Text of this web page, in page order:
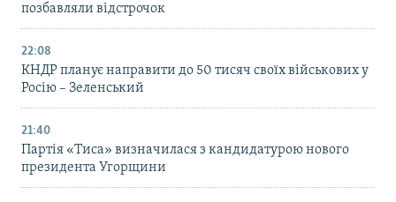
позбавляли відстрочок
22:08
КНДР планує направити до 50 тисяч своїх військових у
Росію – Зеленський
21:40
Партія «Тиса» визначилася з кандидатурою нового
президента Угорщини